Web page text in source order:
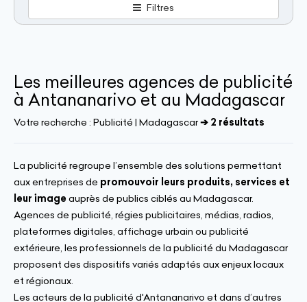
Filtres
Les meilleures agences de publicité
à Antananarivo et au Madagascar
Votre recherche : Publicité | Madagascar➔ 2 résultats
La publicité regroupe l’ensemble des solutions permettant
aux entreprises de promouvoir leurs produits, services et
leur image auprès de publics ciblés au Madagascar.
Agences de publicité, régies publicitaires, médias, radios,
plateformes digitales, affichage urbain ou publicité
extérieure, les professionnels de la publicité du Madagascar
proposent des dispositifs variés adaptés aux enjeux locaux
et régionaux.
Les acteurs de la publicité d'Antananarivo et dans d’autres